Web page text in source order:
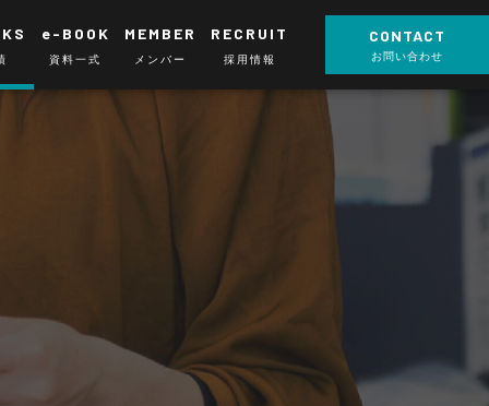
e-BOOK
資料一式
MEMBER
メンバー
RECRUIT
採用情報
CONTACT
お問い合わせ